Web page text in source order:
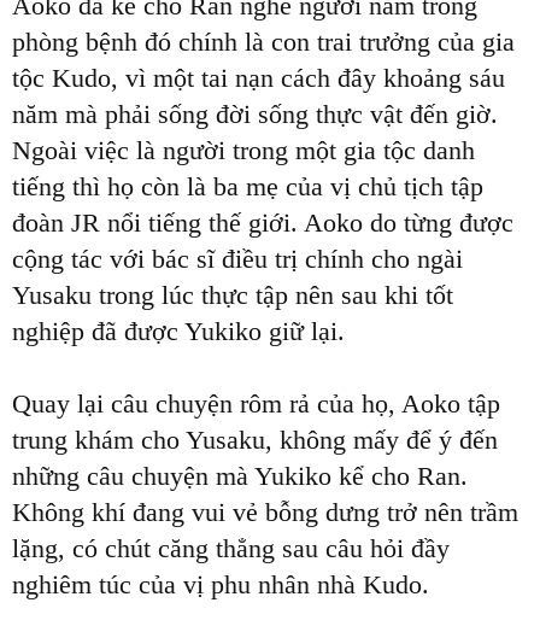
phòng bệnh đó chính là con trai trưởng của gia
tộc Kudo, vì một tai nạn cách đây khoảng sáu
năm mà phải sống đời sống thực vật đến giờ.
Ngoài việc là người trong một gia tộc danh
tiếng thì họ còn là ba mẹ của vị chủ tịch tập
đoàn JR nổi tiếng thế giới. Aoko do từng được
cộng tác với bác sĩ điều trị chính cho ngài
Yusaku trong lúc thực tập nên sau khi tốt
nghiệp đã được Yukiko giữ lại.
Quay lại câu chuyện rôm rả của họ, Aoko tập
trung khám cho Yusaku, không mấy để ý đến
những câu chuyện mà Yukiko kể cho Ran.
Không khí đang vui vẻ bỗng dưng trở nên trầm
lặng, có chút căng thẳng sau câu hỏi đầy
nghiêm túc của vị phu nhân nhà Kudo.